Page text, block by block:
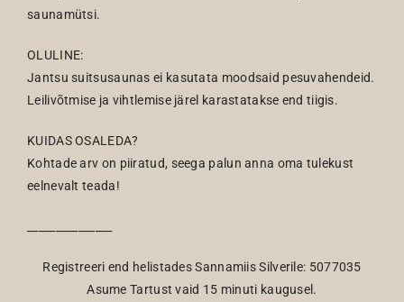
saunamütsi.
OLULINE:
Jantsu suitsusaunas ei kasutata moodsaid pesuvahendeid.
Leilivõtmise ja vihtlemise järel karastatakse end tiigis.
KUIDAS OSALEDA?
Kohtade arv on piiratud, seega palun anna oma tulekust
eelnevalt teada!
Registreeri end helistades Sannamiis Silverile: 5077035
Asume Tartust vaid 15 minuti kaugusel.